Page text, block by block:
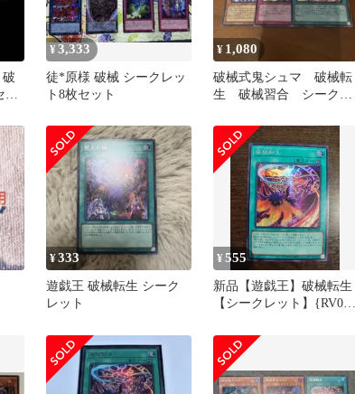
¥3,333
徒*原様 破械 シークレッ
ト8枚セット
¥ 1,080
破械式鬼シュマ 破械転
生 破械習合 シークレ
¥333
遊戯王 破械転生 シーク
レット
¥555
新品【遊戯王】破械転生
【シークレット】{RV01-